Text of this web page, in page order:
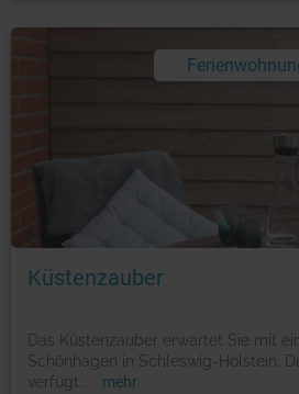
Küstenzauber
Das Küstenzauber erwartet Sie mit
Schönhagen in Schleswig-Holstein.
verfügt
mehr